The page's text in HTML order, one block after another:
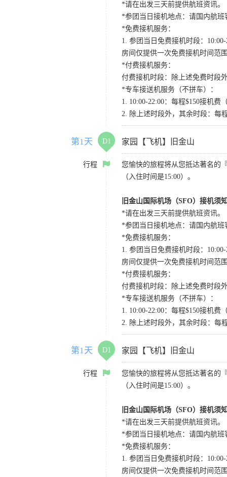
*请在出发三天前提供航班资讯。
*参团当日接机地点：请国内航班
*免费接机服务：
1. 参团当日免费接机时段：
房间仅提供一次免费接机时间范
*付费接机服务：
付费接机时段：除上述免费时段
*专车接送机服务（不拼车）：
1. 10:00-22:00：每程$150接机
2. 除上述时段外，其余时段：每
第1天 D1 家园【飞机】旧金山
行程
您愉快的旅程将从您抵达著名的
（入住时间是15:00）。
旧金山国际机场（SFO）接机须
*请在出发三天前提供航班资讯。
*参团当日接机地点：请国内航班
*免费接机服务：
1. 参团当日免费接机时段：
房间仅提供一次免费接机时间范
*付费接机服务：
付费接机时段：除上述免费时段
*专车接送机服务（不拼车）：
1. 10:00-22:00：每程$150接机
2. 除上述时段外，其余时段：每
第1天 D1 家园【飞机】旧金山
行程
您愉快的旅程将从您抵达著名的
（入住时间是15:00）。
旧金山国际机场（SFO）接机须
*请在出发三天前提供航班资讯。
*参团当日接机地点：请国内航班
*免费接机服务：
1. 参团当日免费接机时段：
房间仅提供一次免费接机时间范